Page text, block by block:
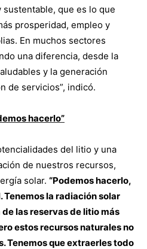
que es lo que
prosperidad, empleo y
En muchos sectores
una diferencia, desde la
y la generación
de servicios”, indicó.
hacerlo”
del litio y una
de nuestros recursos,
solar. “Podemos hacerlo,
la radiación solar
las reservas de litio más
estos recursos naturales no
Tenemos que extraerles todo